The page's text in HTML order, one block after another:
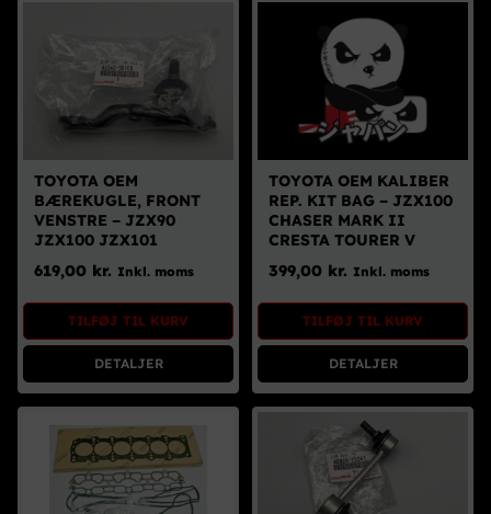
TOYOTA OEM
BÆREKUGLE, FRONT
VENSTRE – JZX90
JZX100 JZX101
619,00 kr. Inkl. moms
TILFØJ TIL KURV
DETALJER
TOYOTA OEM KALIBER
REP. KIT BAG – JZX100
CHASER MARK II
CRESTA TOURER V
399,00 kr. Inkl. moms
TILFØJ TIL KURV
DETALJER